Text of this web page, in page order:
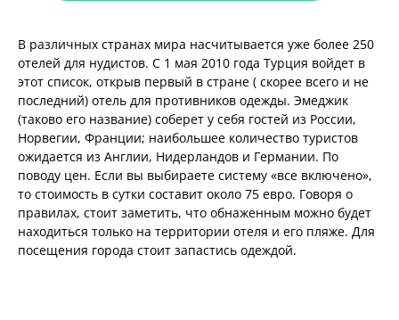
В различных странах мира насчитывается уже более 250
отелей для нудистов. С 1 мая 2010 года Турция войдет в
этот список, открыв первый в стране ( скорее всего и не
последний) отель для противников одежды. Эмеджик
(таково его название) соберет у себя гостей из России,
Норвегии, Франции; наибольшее количество туристов
ожидается из Англии, Нидерландов и Германии. По
поводу цен. Если вы выбираете систему «все включено»,
то стоимость в сутки составит около 75 евро. Говоря о
правилах, стоит заметить, что обнаженным можно будет
находиться только на территории отеля и его пляже. Для
посещения города стоит запастись одеждой.